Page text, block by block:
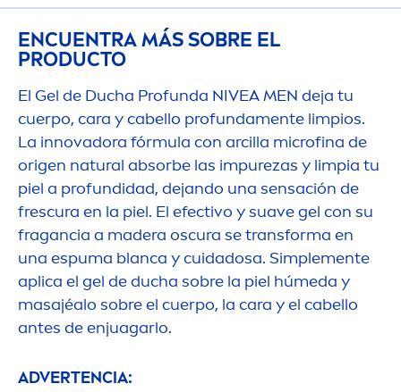
ENCUENTRA MÁS SOBRE EL
PRODUCTO
El Gel de Ducha Profunda NIVEAMEN deja tu
cuerpo, cara y cabello profundamente limpios.
La innovadora fórmula con arcilla microfina de
origen natural absorbe las impurezas y limpia tu
piel a profundidad, dejando una sensación de
frescura en la piel. El efectivo y suave gel con su
fragancia a madera oscura se transforma en
una espuma blanca y cuidadosa. Simplemente
aplica el gel de ducha sobre la piel húmeda y
masajéalo sobre el cuerpo, la cara y el cabello
antes de enjuagarlo.
ADVERTENCIA: